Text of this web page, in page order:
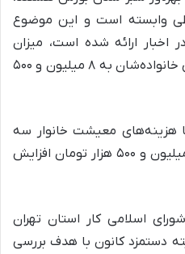
وابسته است و این موضوع
اخبار ارائه شده است، میزان
دریافتی کارگران به همراه اعضای خانواده‌شان به ۸ میلیون و ۵۰۰
هزینه‌های معیشت خانوار سه
نفره تا پایان آذرماه که به ۲۳ میلیون و ۵۰۰ هزار تومان افزایش
اسلامی کار استان تهران
دستمزد کانون با هدف بررسی